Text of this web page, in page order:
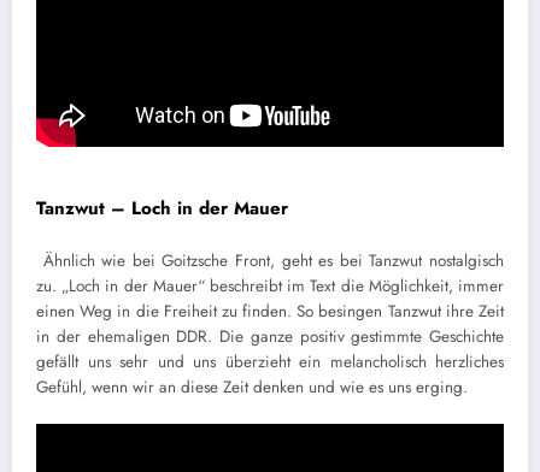
Tanzwut – Loch in der Mauer
Ähnlich wie bei Goitzsche Front, geht es bei Tanzwut nostalgisch
zu. „Loch in der Mauer“ beschreibt im Text die Möglichkeit, immer
einen Weg in die Freiheit zu finden. So besingen Tanzwut ihre Zeit
in der ehemaligen DDR. Die ganze positiv gestimmte Geschichte
gefällt uns sehr und uns überzieht ein melancholisch herzliches
Gefühl, wenn wir an diese Zeit denken und wie es uns erging.